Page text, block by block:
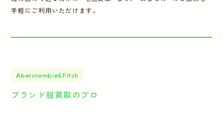
手軽にご利用いただけます。
Abercrombie&Fitch
ブランド服買取のプロ